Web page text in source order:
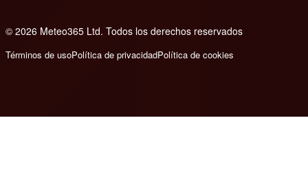
© 2026 Meteo365 Ltd. Todos los derechos reservados
Términos de usoPolítica de privacidadPolítica de cookies